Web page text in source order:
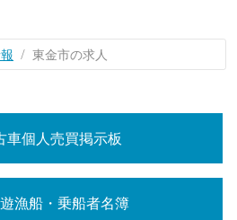
東金市の求人
車個人売買掲示板
遊漁船・乗船者名簿